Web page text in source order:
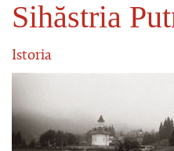
Sihăstria
Istoria